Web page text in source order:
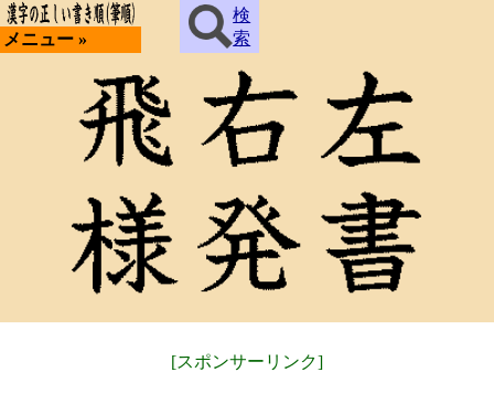
メニュー »
検
索
[スポンサーリンク]